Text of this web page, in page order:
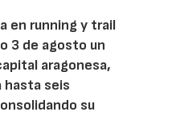
en running y trail
3 de agosto un
aragonesa,
hasta seis
su